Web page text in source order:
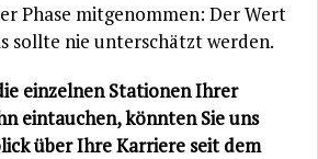
Phase mitgenommen: Der Wert
sollte nie unterschätzt werden.
einzelnen Stationen Ihrer
eintauchen, könnten Sie uns
über Ihre Karriere seit dem